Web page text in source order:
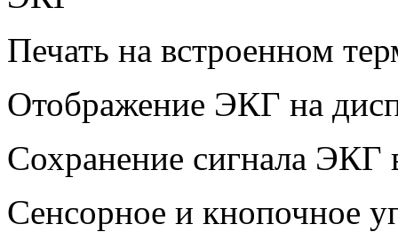
Печать на встроенном
Отображение ЭКГ на
Сохранение сигнала ЭКГ
Сенсорное и кнопочное